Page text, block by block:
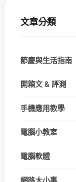
文章分類
節慶與生活指南
開箱文 & 評測
手機應用教學
電腦小教室
電腦軟體
網路大小事